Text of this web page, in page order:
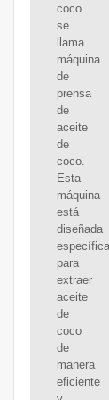
coco
se
llama
máquina
de
prensa
de
aceite
de
coco.
Esta
máquina
está
diseñada
para
extraer
aceite
de
coco
de
manera
eficiente